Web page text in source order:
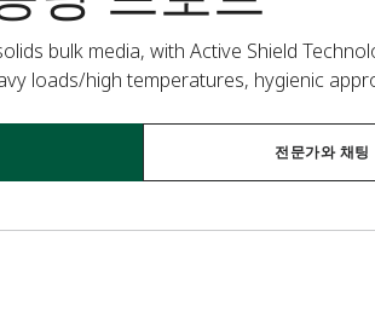
bulk media, with Active Shield
loads/high temperatures, hygienic
전문가와 채팅